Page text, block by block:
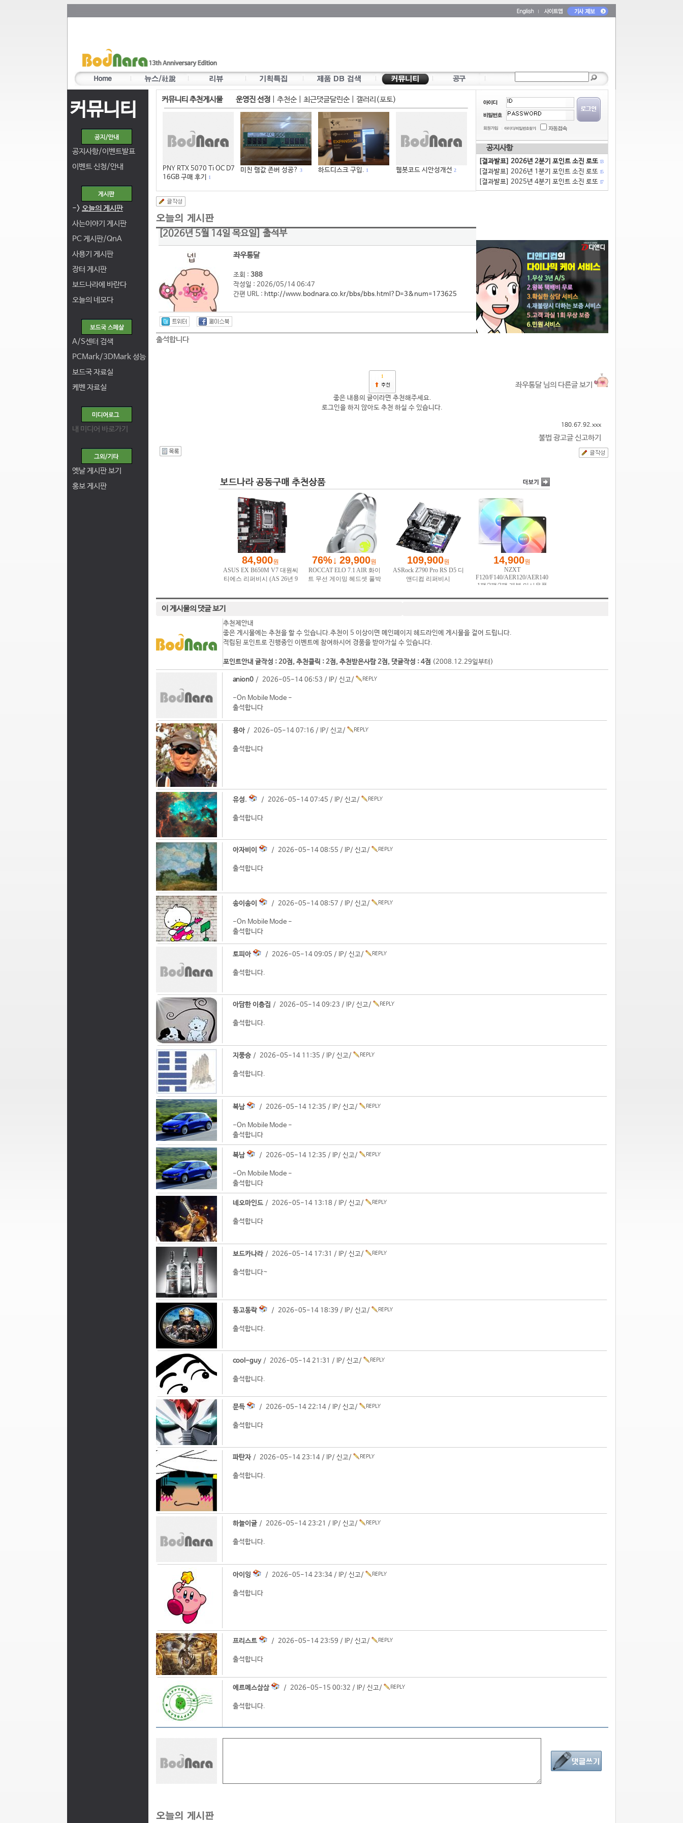
커뮤니티
공지사항/이벤트발표
이벤트 신청/안내
-> 오늘의 게시판
사는이야기 게시판
PC 게시판/QnA
사용기 게시판
장터 게시판
보드나라에 바란다
오늘의 네모다
A/S센터 검색
PCMark/3DMark 성능
보드국 자료실
케벤 자료실
내 미디어 바로가기
옛날 게시판 보기
홍보 게시판
커뮤니티 추천게시물 운영진 선정 추천순| 최근댓글달린순| 갤러리(포토)
PNY RTX 5070 Ti OC D7
16GB 구매 후기
1
미친 램값 존버 성공? 3 하드디스크 구입. 1 웹봇코드 시안성개선 2
공지사항
[결과발표] 2026년 2분기 포인트 소진 로또 13
[결과발표] 2026년 1분기 포인트 소진 로또 15
[결과발표] 2025년 4분기 포인트 소진 로또 17
[2026년 5월 14일 목요일] 출석부
좌우통달
조회 : 388
작성일 : 2026/05/14 06:47
간편 URL : http://www.bodnara.co.kr/bbs/bbs.html?D=3&num=173625
출석합니다
1
좌우통달 님의 다른글 보기
좋은 내용의 글이라면 추천해주세요.
로그인을 하지 않아도 추천 하실 수 있습니다.
180.67.92.xxx
불법 광고글 신고하기
이 게시물의 댓글 보기
추천제안내
좋은 게시물에는 추천을 할 수 있습니다.추천이 5 이상이면 메인페이지 헤드라인에 게시물을 걸어 드립니다.
적립된 포인트로 진행중인 이벤트에 참여하시어 경품을 받아가실 수 있습니다.
포인트안내 글작성 : 20점, 추천클릭 : 2점, 추천받은사람 2점, 댓글작성 : 4점 (2008.12.29일부터)
anion0 / 2026-05-14 06:53 / IP/ 신고/
-On Mobile Mode -
출석합니다
용아 / 2026-05-14 07:16 / IP/ 신고/
출석합니다
유성. / 2026-05-14 07:45 / IP/ 신고/
출석합니다
아자비이 / 2026-05-14 08:55 / IP/ 신고/
출석합니다
송이송이 / 2026-05-14 08:57 / IP/ 신고/
-On Mobile Mode -
출석합니다
토피아 / 2026-05-14 09:05 / IP/ 신고/
출석합니다.
아담한 이층집 / 2026-05-14 09:23 / IP/ 신고/
출석합니다.
지풍승 / 2026-05-14 11:35 / IP/ 신고/
출석합니다.
복남 / 2026-05-14 12:35 / IP/ 신고/
-On Mobile Mode -
출석합니다
복남 / 2026-05-14 12:35 / IP/ 신고/
-On Mobile Mode -
출석합니다
네오마인드 / 2026-05-14 13:18 / IP/ 신고/
출석합니다
보드카나라 / 2026-05-14 17:31 / IP/ 신고/
출석합니다~
동고동락 / 2026-05-14 18:39 / IP/ 신고/
출석합니다.
cool-guy/ 2026-05-14 21:31 / IP/ 신고/
출석합니다.
문득 / 2026-05-14 22:14 / IP/ 신고/
출석합니다
파탄자 / 2026-05-14 23:14 / IP/ 신고/
출석합니다.
하늘이글 / 2026-05-14 23:21 / IP/ 신고/
출석합니다.
아이잉 / 2026-05-14 23:34 / IP/ 신고/
출석합니다
프리스트 / 2026-05-14 23:59 / IP/ 신고/
출석합니다
에르메스삼삼 / 2026-05-15 00:32 / IP/ 신고/
출석합니다.